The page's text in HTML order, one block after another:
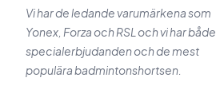
Vi har de ledande varumärkena som
Yonex, Forza och RSL och vi har både
specialerbjudanden och de mest
populära badmintonshortsen.